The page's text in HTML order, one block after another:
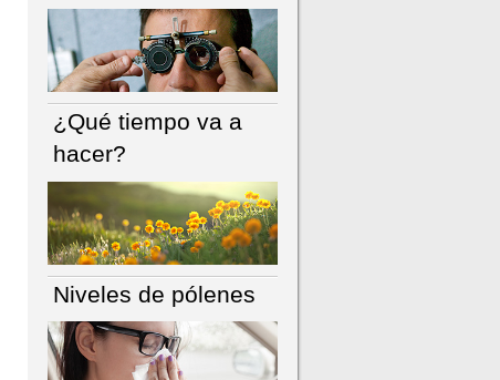
¿Qué tiempo va a
hacer?
Niveles de pólenes